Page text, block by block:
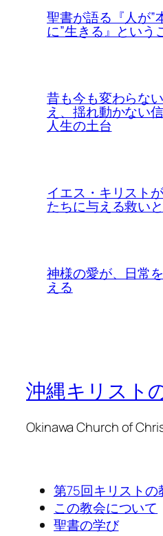
聖書が語る『人が”
に”生きる』という
昔も今も変わらな
え、揺れ動かない
人生の土台
イエス・キリスト
たちに与える救い
神様の愛が、日常
える
沖縄キリスト
Okinawa Church of
第75回キリスト
この教会について
聖書の学び